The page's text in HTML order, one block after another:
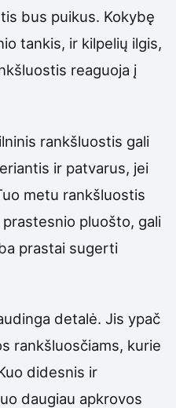
bus puikus. Kokybę
tankis, ir kilpelių ilgis,
reaguoja į
rankšluostis gali
ir patvarus, jei
metu rankšluostis
pluošto, gali
prastai sugerti
detalė. Jis ypač
rankšluosčiams, kurie
didesnis ir
daugiau apkrovos